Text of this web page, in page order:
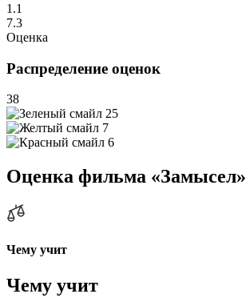
1.1
7.3
Оценка
Распределение оценок
38
25
7
6
Оценка фильма «Замысел»
Чему учит
Чему учит